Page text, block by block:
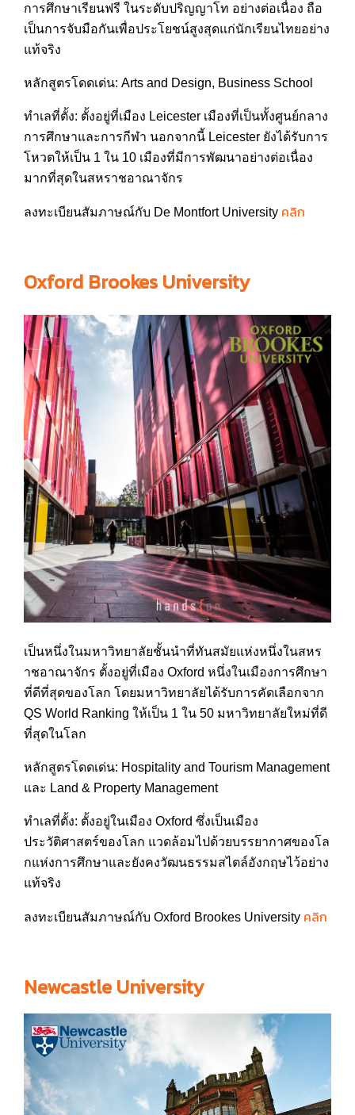
การศึกษาเรียนฟรี ในระดับปริญญาโท อย่างต่อเนื่อง ถือ
เป็นการจับมือกันเพื่อประโยชน์สูงสุดแก่นักเรียนไทยอย่าง
แท้จริง
หลักสูตรโดดเด่น: Arts and Design, Business School
ทำเลที่ตั้ง: ตั้งอยู่ที่เมือง Leicester เมืองที่เป็นทั้งศูนย์กลาง
การศึกษาและการกีฬา นอกจากนี้ Leicester ยังได้รับการ
โหวตให้เป็น 1 ใน 10 เมืองที่มีการพัฒนาอย่างต่อเนื่อง
มากที่สุดในสหราชอาณาจักร
ลงทะเบียนสัมภาษณ์กับ De Montfort University คลิก
Oxford Brookes University
เป็นหนึ่งในมหาวิทยาลัยชั้นนำที่ทันสมัยแห่งหนึ่งในสหร
าชอาณาจักร ตั้งอยู่ที่เมือง Oxford หนึ่งในเมืองการศึกษา
ที่ดีที่สุดของโลก โดยมหาวิทยาลัยได้รับการคัดเลือกจาก
QS World Ranking ให้เป็น 1 ใน 50 มหาวิทยาลัยใหม่ที่ดี
ที่สุดในโลก
หลักสูตรโดดเด่น: Hospitality and Tourism Management
และ Land & Property Management
ทำเลที่ตั้ง: ตั้งอยู่ในเมือง Oxford ซึ่งเป็นเมือง
ประวัติศาสตร์ของโลก แวดล้อมไปด้วยบรรยากาศของโล
กแห่งการศึกษาและยังคงวัฒนธรรมสไตล์อังกฤษไว้อย่าง
แท้จริง
ลงทะเบียนสัมภาษณ์กับ Oxford Brookes University คลิก
Newcastle University